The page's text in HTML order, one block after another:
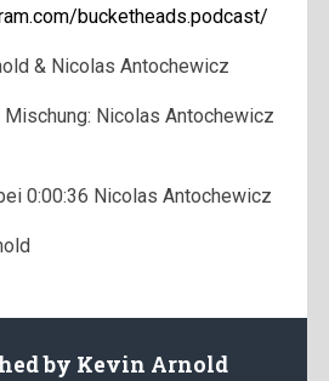
bucketheads.podcast/
& Nicolas Antochewicz
Mischung: Nicolas Antochewicz
0:00:36 Nicolas Antochewicz
by Kevin Arnold